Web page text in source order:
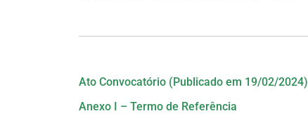
Ato Convocatório (Publicado em 19/02/2024)
Anexo I – Termo de Referência